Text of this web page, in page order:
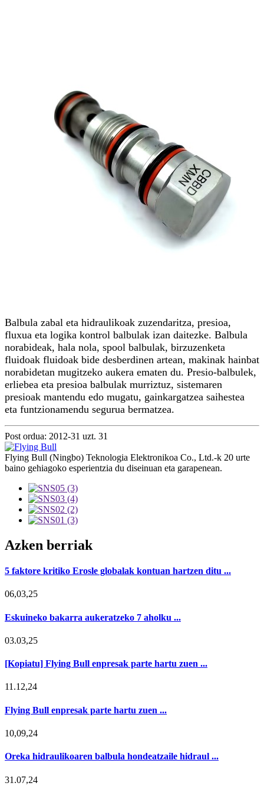
Balbula zabal eta hidraulikoak zuzendaritza, presioa,
fluxua eta logika kontrol balbulak izan daitezke. Balbula
norabideak, hala nola, spool balbulak, birzuzenketa
fluidoak fluidoak bide desberdinen artean, makinak hainbat
norabidetan mugitzeko aukera ematen du. Presio-balbulek,
erliebea eta presioa balbulak murriztuz, sistemaren
presioak mantendu edo mugatu, gainkargatzea saihestea
eta funtzionamendu segurua bermatzea.
Post ordua: 2012-31 uzt. 31
Flying Bull (Ningbo) Teknologia Elektronikoa Co., Ltd.-k 20 urte
baino gehiagoko esperientzia du diseinuan eta garapenean.
Azken berriak
5 faktore kritiko Erosle globalak kontuan hartzen ditu ...
06,03,25
Eskuineko bakarra aukeratzeko 7 aholku ...
03.03,25
[Kopiatu] Flying Bull enpresak parte hartu zuen ...
11.12,24
Flying Bull enpresak parte hartu zuen ...
10,09,24
Oreka hidraulikoaren balbula hondeatzaile hidraul ...
31.07,24